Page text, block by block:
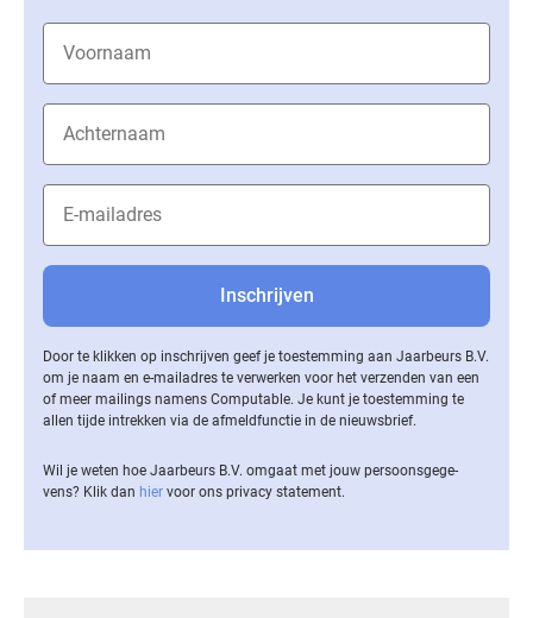
Door te klikken op inschrijven geef je toestemming aan Jaarbeurs B.V.
om je naam en e-mailadres te verwerken voor het verzenden van een
of meer mailings namens Computable. Je kunt je toestemming te
allen tijde intrekken via de af­meld­func­tie in de nieuwsbrief.
Wil je weten hoe Jaarbeurs B.V. omgaat met jouw per­soons­ge­ge­
vens? Klik dan hier voor ons privacy statement.